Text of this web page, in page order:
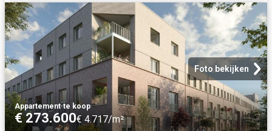
Foto bekijken
Appartement·te koop
€ 273.600€ 4.717/m²